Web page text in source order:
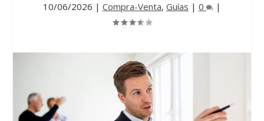
10/06/2026 | Compra-Venta, Guías | 0 |